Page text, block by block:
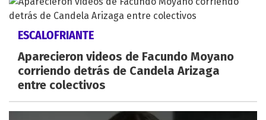
ESCALOFRIANTE
Aparecieron videos de Facundo Moyano
corriendo detrás de Candela Arizaga
entre colectivos